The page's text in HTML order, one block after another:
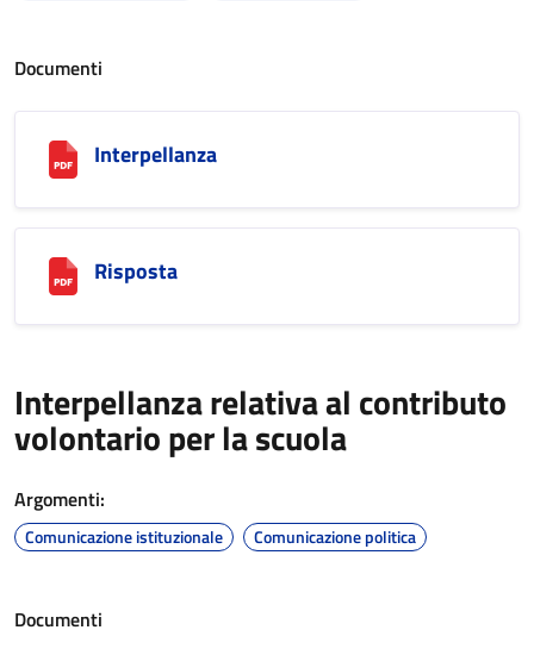
Documenti
Interpellanza
Risposta
Interpellanza relativa al contributo
volontario per la scuola
Argomenti:
Comunicazione istituzionale Comunicazione politica
Documenti